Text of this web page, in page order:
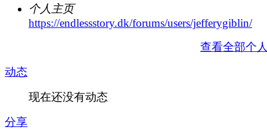
个人主页
https://endlessstory.dk/forums/users/jefferygiblin/
查看全部个
动态
现在还没有动态
分享